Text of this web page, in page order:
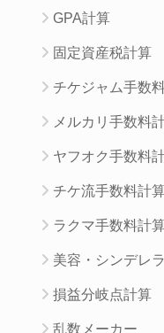
GPA計算
固定資産税計算
チケジャム手数
メルカリ手数料
ヤフオク手数料
チケ流手数料計
ラクマ手数料計
美容・シンデレ
損益分岐点計算
乱数メーカー